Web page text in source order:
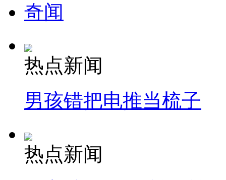
外交部：有关国家言论片面不公正
安徽一实载49人客车翻车
消防员救轻生者 花炮节热闹非凡
奇闻
热点新闻
男孩错把电推当梳子
热点新闻